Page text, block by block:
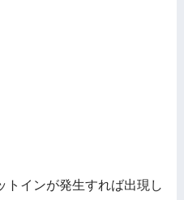
トインが発生すれば出現し